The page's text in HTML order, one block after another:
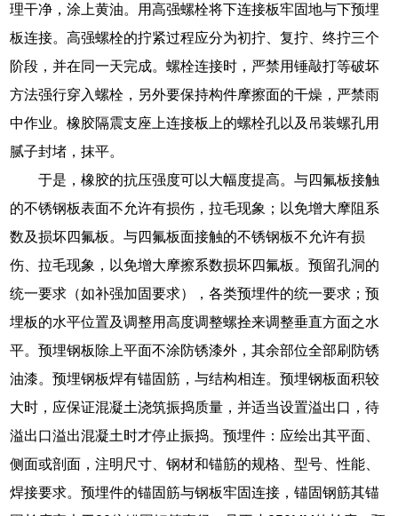
理干净，涂上黄油。用高强螺栓将下连接板牢固地与下预埋
板连接。高强螺栓的拧紧过程应分为初拧、复拧、终拧三个
阶段，并在同一天完成。螺栓连接时，严禁用锤敲打等破坏
方法强行穿入螺栓，另外要保持构件摩擦面的干燥，严禁雨
中作业。橡胶隔震支座上连接板上的螺栓孔以及吊装螺孔用
腻子封堵，抹平。
于是，橡胶的抗压强度可以大幅度提高。与四氟板接触
的不锈钢板表面不允许有损伤，拉毛现象；以免增大摩阻系
数及损坏四氟板。与四氟板面接触的不锈钢板不允许有损
伤、拉毛现象，以免增大摩擦系数损坏四氟板。预留孔洞的
统一要求（如补强加固要求），各类预埋件的统一要求；预
埋板的水平位置及调整用高度调整螺拴来调整垂直方面之水
平。预埋钢板除上平面不涂防锈漆外，其余部位全部刷防锈
油漆。预埋钢板焊有锚固筋，与结构相连。预埋钢板面积较
大时，应保证混凝土浇筑振捣质量，并适当设置溢出口，待
溢出口溢出混凝土时才停止振捣。预埋件：应绘出其平面、
侧面或剖面，注明尺寸、钢材和锚筋的规格、型号、性能、
焊接要求。预埋件的锚固筋与钢板牢固连接，锚固钢筋其锚